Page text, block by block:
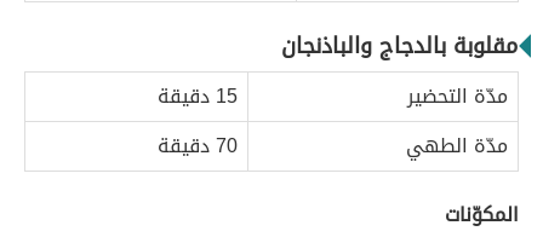
مقلوبة بالدجاج والباذنجان
مدّة التحضير
15 دقيقة
مدّة الطهي
70 دقيقة
المكوّنات